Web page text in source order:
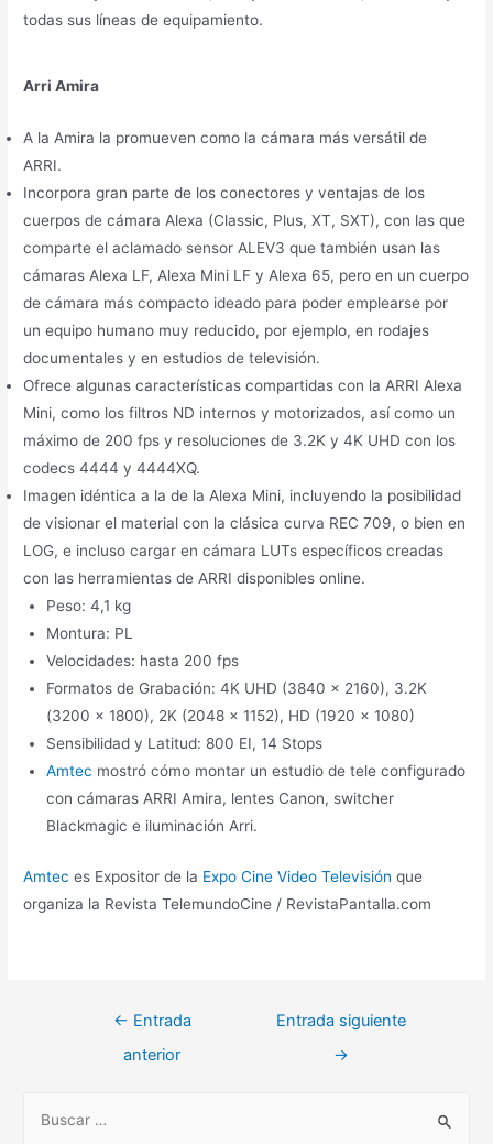
todas sus líneas de equipamiento.
Arri Amira
A la Amira la promueven como la cámara más versátil de
ARRI.
Incorpora gran parte de los conectores y ventajas de los
cuerpos de cámara Alexa (Classic, Plus, XT, SXT), con las que
comparte el aclamado sensor ALEV3 que también usan las
cámaras Alexa LF, Alexa Mini LF y Alexa 65, pero en un cuerpo
de cámara más compacto ideado para poder emplearse por
un equipo humano muy reducido, por ejemplo, en rodajes
documentales y en estudios de televisión.
Ofrece algunas características compartidas con la ARRI Alexa
Mini, como los filtros ND internos y motorizados, así como un
máximo de 200 fps y resoluciones de 3.2K y 4K UHD con los
codecs 4444 y 4444XQ.
Imagen idéntica a la de la Alexa Mini, incluyendo la posibilidad
de visionar el material con la clásica curva REC 709, o bien en
LOG, e incluso cargar en cámara LUTs específicos creadas
con las herramientas de ARRI disponibles online.
Peso: 4,1 kg
Montura: PL
Velocidades: hasta 200 fps
Formatos de Grabación: 4K UHD (3840 x 2160), 3.2K
(3200 x 1800), 2K (2048 x 1152), HD (1920 x 1080)
Sensibilidad y Latitud: 800 EI, 14 Stops
Amtec mostró cómo montar un estudio de tele configurado
con cámaras ARRI Amira, lentes Canon, switcher
Blackmagic e iluminación Arri.
Amteces Expositor de la Expo Cine Video Televisión que
organiza la Revista TelemundoCine / RevistaPantalla.com
← Entrada
anterior
Entrada siguiente
→